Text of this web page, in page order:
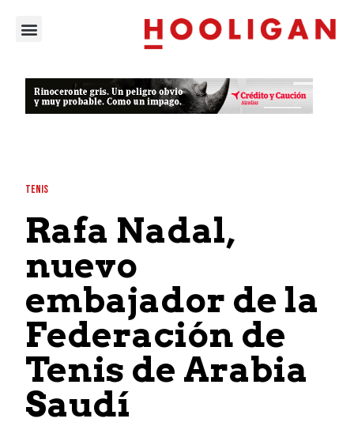
TENIS
Rafa Nadal,
nuevo
embajador de la
Federación de
Tenis de Arabia
Saudí